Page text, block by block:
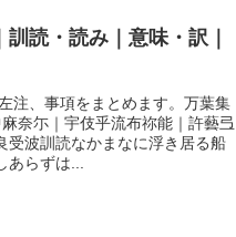
読・読み｜意味・訳｜
注、事項をまとめます。万葉集
奈尓｜宇伎乎流布祢能｜許藝弖
受波訓読なかまなに浮き居る船
らずは...